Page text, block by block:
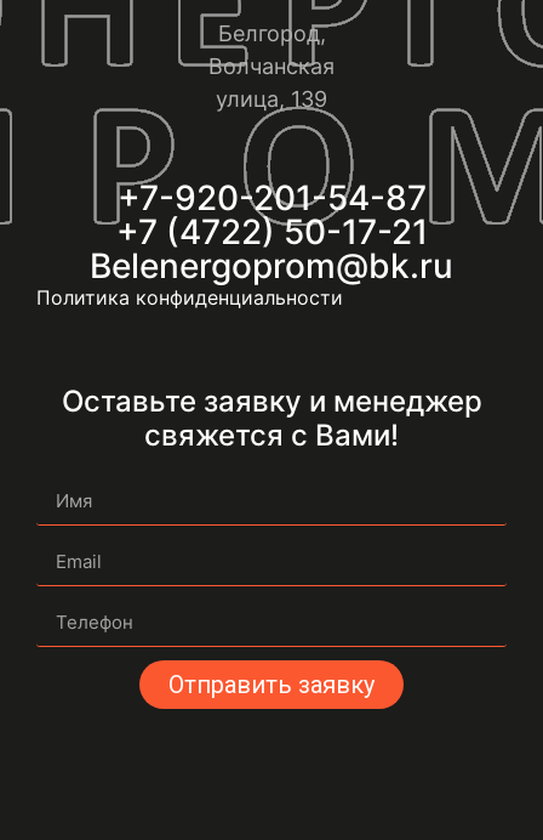
Белгород,
Волчанская
улица, 139
+7-920-201-54-87
+7 (4722) 50-17-21
Belenergoprom@bk.ru
Политика конфиденциальности
Оставьте заявку и менеджер
свяжется с Вами!
Отправить заявку